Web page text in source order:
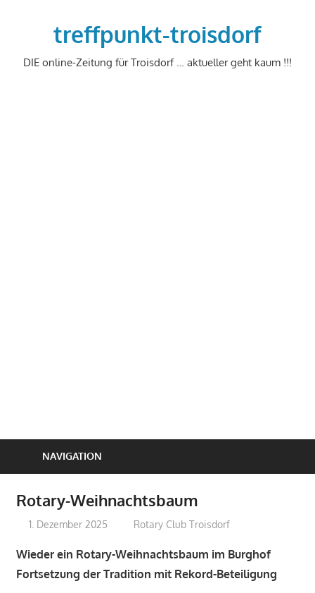
treffpunkt-troisdorf
DIE online-Zeitung für Troisdorf … aktueller geht kaum !!!
NAVIGATION
Rotary-Weihnachtsbaum
1. Dezember 2025 treffpunkt
Rotary Club Troisdorf
Wieder ein Rotary-Weihnachtsbaum im Burghof
Fortsetzung der Tradition mit Rekord-Beteiligung